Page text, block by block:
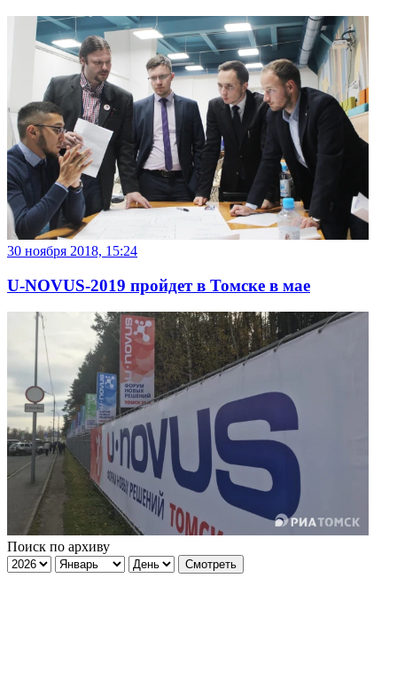
30 ноября 2018, 15:24
U-NOVUS-2019 пройдет в Томске в мае
Поиск по архиву
Смотреть